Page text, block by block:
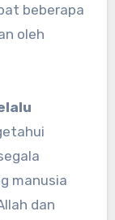
beberapa
oleh
manusia
dan